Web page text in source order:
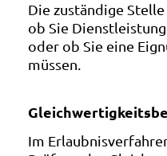
Die zuständige
ob Sie
oder ob Sie eine
müssen.
Im